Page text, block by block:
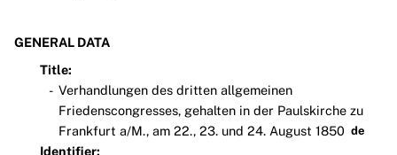
GENERAL DATA
Title:
Verhandlungen des dritten allgemeinen
Friedenscongresses, gehalten in der Paulskirche zu
Frankfurt a/M., am 22., 23. und 24. August 1850 de
Identifier: